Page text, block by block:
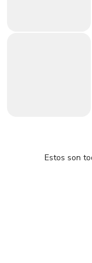
Estos son